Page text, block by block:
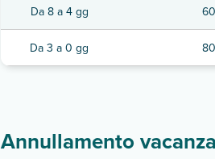
Da 8 a 4 gg
Da 3 a 0 gg
Annullamento